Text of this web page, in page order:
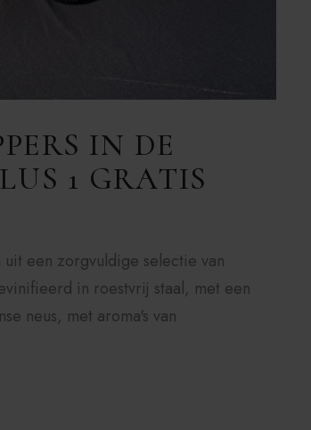
IN DE
1 GRATIS
uit een zorgvuldige selectie van
in roestvrij staal, met een
neus, met aroma's van